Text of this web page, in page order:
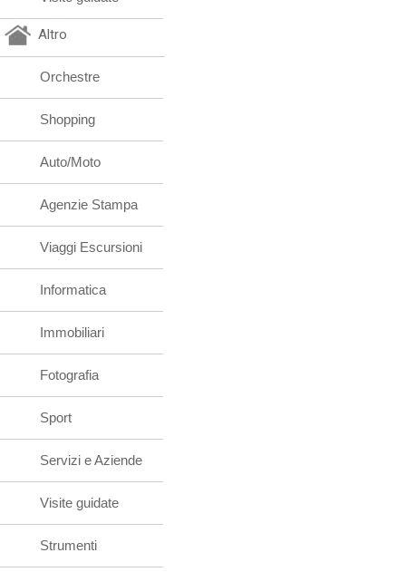
Altro
Orchestre
Shopping
Auto/Moto
Agenzie Stampa
Viaggi Escursioni
Informatica
Immobiliari
Fotografia
Sport
Servizi e Aziende
Visite guidate
Strumenti